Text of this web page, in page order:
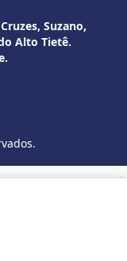
Suzano,
Alto Tietê.